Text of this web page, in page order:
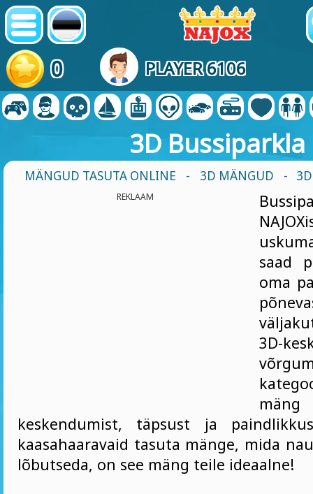
0 PLAYER 6106
3D Bussiparkla
MÄNGUD TASUTA ONLINE - 3D MÄNGUD - 3D
REKLAAM
saad
oma
3D-
keskendumist, täpsust ja
kaasahaaravaid tasuta mänge, mida
lõbutseda, on see mäng teile ideaalne!